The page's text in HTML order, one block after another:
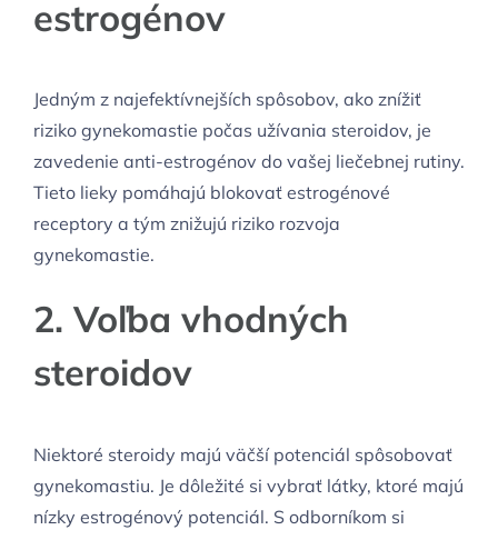
estrogénov
Jedným z najefektívnejších spôsobov, ako znížiť
riziko gynekomastie počas užívania steroidov, je
zavedenie anti-estrogénov do vašej liečebnej rutiny.
Tieto lieky pomáhajú blokovať estrogénové
receptory a tým znižujú riziko rozvoja
gynekomastie.
2. Voľba vhodných
steroidov
Niektoré steroidy majú väčší potenciál spôsobovať
gynekomastiu. Je dôležité si vybrať látky, ktoré majú
nízky estrogénový potenciál. S odborníkom si